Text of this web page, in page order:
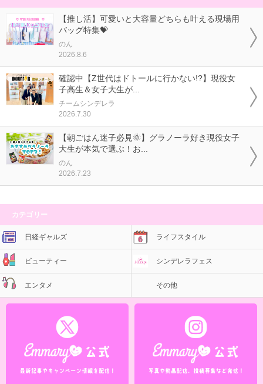
【推し活】可愛いと大容量どちらも叶える現場用
バッグ特集💝
のん
2026.8.6
確認中【Z世代はドトールに行かない!?】現役女
子高生＆女子大生が...
チームシンデレラ
2026.7.30
【朝ごはん迷子必見🌞】グラノーラ好き現役女子
大生が本気で選ぶ！お...
のん
2026.7.23
カテゴリー
日経ギャルズ ライフスタイル
ビューティー シンデレラフェス
エンタメ その他